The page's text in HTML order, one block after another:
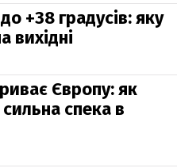
+38 градусів: яку
вихідні
Європу: як
спека в